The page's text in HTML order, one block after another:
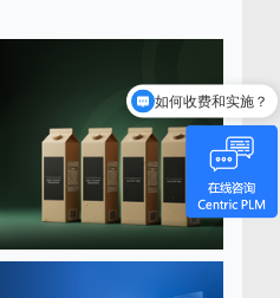
如何收费和实施？